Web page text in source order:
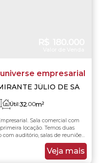
empresarial
JÚLIO DE SÁ
Útil:32.00m²
com
metropolitano, restaurantes,...
Veja mais